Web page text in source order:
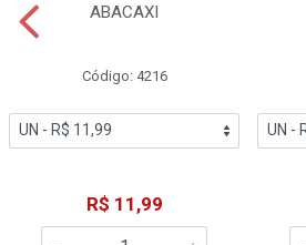
ABACAXI
Código: 4216
R$ 11,99